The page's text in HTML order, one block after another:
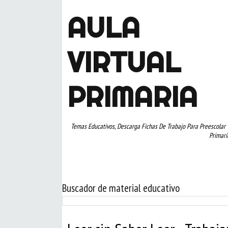
AULA
VIRTUAL
PRIMARIA
Temas Educativos, Descarga Fichas De Trabajo Para Preescolar
Buscador de material educativo